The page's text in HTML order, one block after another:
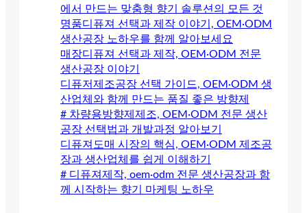
에서 만드는 맞춤형 향기 솔루션의 모든 것
명품디퓨져 선택과 제작 이야기, OEM·ODM
생산공장 노하우를 함께 알아보세요
매장디퓨져 선택과 제작, OEM·ODM 전문
생산공장 이야기
디퓨저제조공장 선택 가이드, OEM·ODM 생
산업체와 함께 만드는 품질 좋은 방향제
# 차량용방향제제조, OEM·ODM 전문 생산
공장 선택법과 개발과정 알아보기
디퓨져도매 시장의 핵심, OEM·ODM 제조공
장과 생산업체를 쉽게 이해하기
# 디퓨져제작, oem·odm 전문 생산공장과 함
께 시작하는 향기 마케팅 노하우